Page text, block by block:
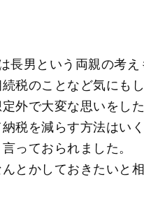
男という両親の考
税のことなど気にも
外で大変な思いをした
税を減らす方法はい
っておられました。
とかしておきたいと